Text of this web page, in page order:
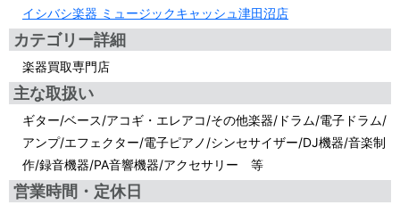
イシバシ楽器 ミュージックキャッシュ津田沼店
カテゴリー詳細
楽器買取専門店
主な取扱い
ギター/ベース/アコギ・エレアコ/その他楽器/ドラム/電子ドラム/
アンプ/エフェクター/電子ピアノ/シンセサイザー/DJ機器/音楽制
作/録音機器/PA音響機器/アクセサリー 等
営業時間・定休日